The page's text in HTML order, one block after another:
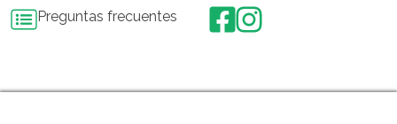
Preguntas frecuentes